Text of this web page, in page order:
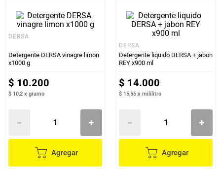
DERSA
Detergente DERSA vinagre limon
x1000 g
$ 10.200
$ 10,2 x gramo
Agregar
DERSA
Detergente liquido DERSA + jabon
REY x900 ml
$ 14.000
$ 15,56 x mililitro
Agregar